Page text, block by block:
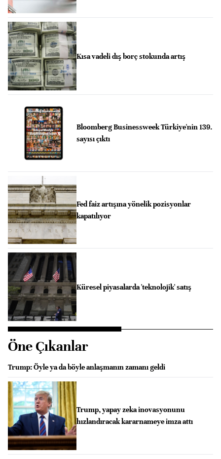
Kısa vadeli dış borç stokunda artış
Bloomberg Businessweek Türkiye'nin 139.
sayısı çıktı
Fed faiz artışına yönelik pozisyonlar
kapatılıyor
Küresel piyasalarda 'teknolojik' satış
Öne Çıkanlar
Trump: Öyle ya da böyle anlaşmanın zamanı geldi
Trump, yapay zeka inovasyonunu
hızlandıracak kararnameye imza attı